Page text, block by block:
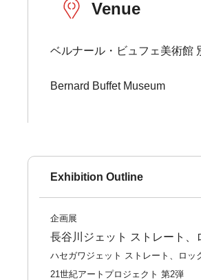
Venue
ベルナール・ビュフェ美術館
Bernard Buffet Museum
Exhibition Outline
企画展
長谷川ジェット ストレート、
ハセガワジェット ストレート、ロッ
21世紀アートプロジェクト 第2弾